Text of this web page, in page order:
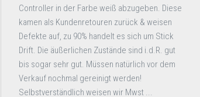
Controller in der Farbe weiß abzugeben. Diese
kamen als Kundenretouren zurück & weisen
Defekte auf, zu 90% handelt es sich um Stick
Drift. Die äußerlichen Zustände sind i.d.R. gut
bis sogar sehr gut. Müssen natürlich vor dem
Verkauf nochmal gereinigt werden!
Selbstverständlich weisen wir Mwst ...